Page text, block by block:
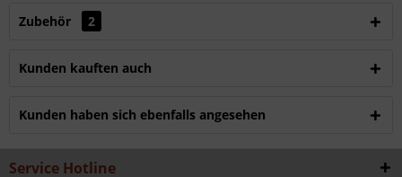
Zubehör 2
Kunden kauften auch
Kunden haben sich ebenfalls angesehen
Service Hotline